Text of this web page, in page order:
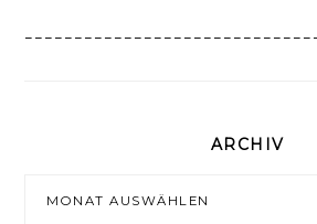
ARCHIV